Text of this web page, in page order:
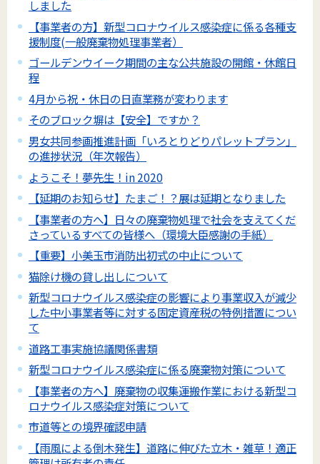
しました
【事業者の方】新型コロナウイルス感染症に係る各種支
援制度(一般廃棄物処理事業者）
ゴールデンウイーク期間の主な公共施設の開館・休館日
程
4月から祝・休日の日直業務が変わります
そのブロック塀は【安全】ですか？
男女共同参画推進計画「いろとりどりパレットプラン」
の進捗状況（年次報告）
ようこそ！夢先生！in 2020
【延期のお知らせ】たまご！？展は延期となりました
【事業者の方へ】日々の廃棄物処理で社会を支えてくだ
さっているすべての皆様へ（環境大臣感謝の手紙）
【重要】小美玉市消防出初式の中止について
猫除け機の貸し出しについて
新型コロナウイルス感染症の影響により事業収入が減少
した中小事業者等に対する固定資産税の特例措置につい
て
道路工事実施協議関係書類
新型コロナウイルス感染症に係る廃棄物対策について
【事業者の方へ】廃棄物の収集運搬作業における新型コ
ロナウイルス感染症対策について
市道等との境界確認申請
【雨風による倒木発生】道路に伸びた立木・雑草！適正